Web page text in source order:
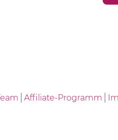
Affiliate-Programm